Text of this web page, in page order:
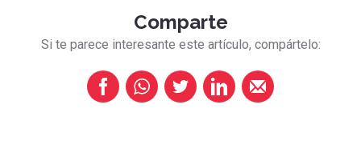
Comparte
Si te parece interesante este artículo, compártelo: